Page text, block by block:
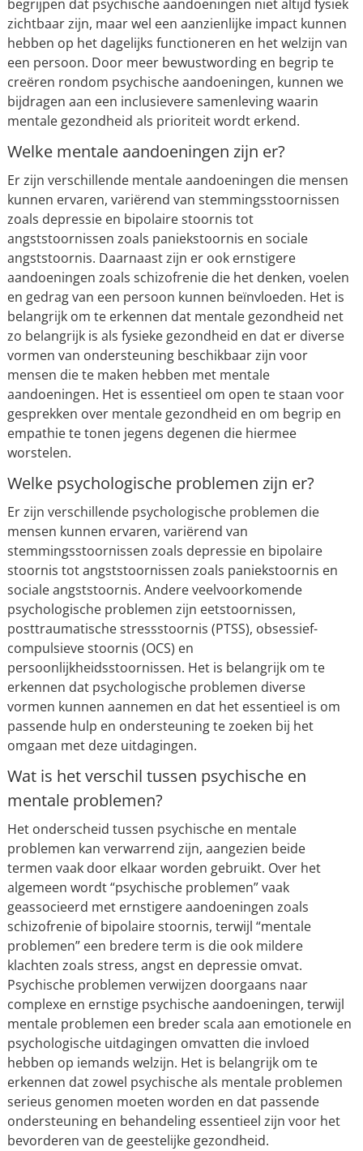
begrijpen dat psychische aandoeningen niet altijd fysiek
zichtbaar zijn, maar wel een aanzienlijke impact kunnen
hebben op het dagelijks functioneren en het welzijn van
een persoon. Door meer bewustwording en begrip te
creëren rondom psychische aandoeningen, kunnen we
bijdragen aan een inclusievere samenleving waarin
mentale gezondheid als prioriteit wordt erkend.
Welke mentale aandoeningen zijn er?
Er zijn verschillende mentale aandoeningen die mensen
kunnen ervaren, variërend van stemmingsstoornissen
zoals depressie en bipolaire stoornis tot
angststoornissen zoals paniekstoornis en sociale
angststoornis. Daarnaast zijn er ook ernstigere
aandoeningen zoals schizofrenie die het denken, voelen
en gedrag van een persoon kunnen beïnvloeden. Het is
belangrijk om te erkennen dat mentale gezondheid net
zo belangrijk is als fysieke gezondheid en dat er diverse
vormen van ondersteuning beschikbaar zijn voor
mensen die te maken hebben met mentale
aandoeningen. Het is essentieel om open te staan voor
gesprekken over mentale gezondheid en om begrip en
empathie te tonen jegens degenen die hiermee
worstelen.
Welke psychologische problemen zijn er?
Er zijn verschillende psychologische problemen die
mensen kunnen ervaren, variërend van
stemmingsstoornissen zoals depressie en bipolaire
stoornis tot angststoornissen zoals paniekstoornis en
sociale angststoornis. Andere veelvoorkomende
psychologische problemen zijn eetstoornissen,
posttraumatische stressstoornis (PTSS), obsessief-
compulsieve stoornis (OCS) en
persoonlijkheidsstoornissen. Het is belangrijk om te
erkennen dat psychologische problemen diverse
vormen kunnen aannemen en dat het essentieel is om
passende hulp en ondersteuning te zoeken bij het
omgaan met deze uitdagingen.
Wat is het verschil tussen psychische en
mentale problemen?
Het onderscheid tussen psychische en mentale
problemen kan verwarrend zijn, aangezien beide
termen vaak door elkaar worden gebruikt. Over het
algemeen wordt “psychische problemen” vaak
geassocieerd met ernstigere aandoeningen zoals
schizofrenie of bipolaire stoornis, terwijl “mentale
problemen” een bredere term is die ook mildere
klachten zoals stress, angst en depressie omvat.
Psychische problemen verwijzen doorgaans naar
complexe en ernstige psychische aandoeningen, terwijl
mentale problemen een breder scala aan emotionele en
psychologische uitdagingen omvatten die invloed
hebben op iemands welzijn. Het is belangrijk om te
erkennen dat zowel psychische als mentale problemen
serieus genomen moeten worden en dat passende
ondersteuning en behandeling essentieel zijn voor het
bevorderen van de geestelijke gezondheid.